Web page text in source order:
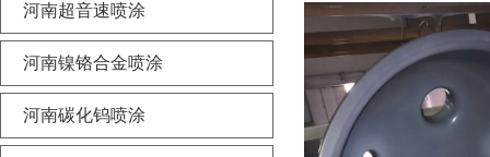
河南超音速喷涂
河南镍铬合金喷涂
河南碳化钨喷涂